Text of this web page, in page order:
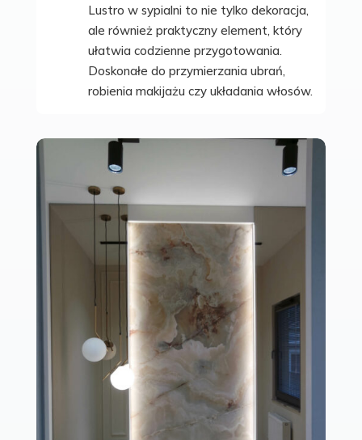
Lustro w sypialni to nie tylko dekoracja,
ale również praktyczny element, który
ułatwia codzienne przygotowania.
Doskonałe do przymierzania ubrań,
robienia makijażu czy układania włosów.